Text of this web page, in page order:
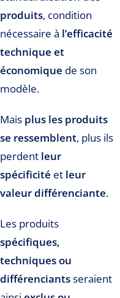
produits, condition
nécessaire à l’efficacité
technique et
économique de son
modèle.
Mais plus les produits
se ressemblent, plus ils
perdent leur
spécificité et leur
valeur différenciante.
Les produits
spécifiques,
techniques ou
différenciantsseraient